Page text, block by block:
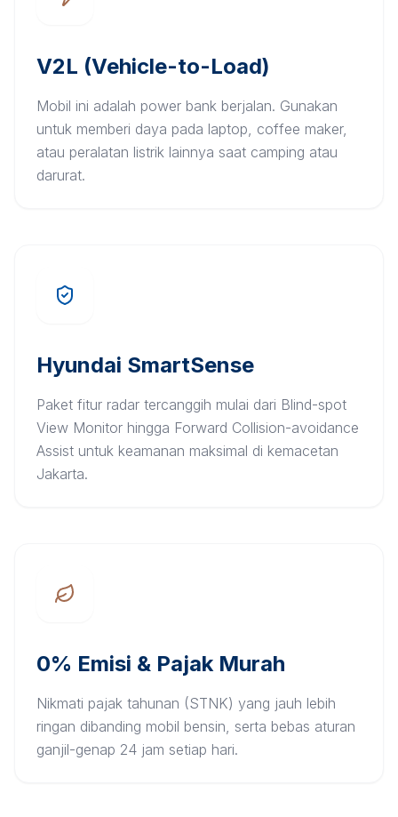
V2L (Vehicle-to-Load)
Mobil ini adalah power bank berjalan. Gunakan
untuk memberi daya pada laptop, coffee maker,
atau peralatan listrik lainnya saat camping atau
darurat.
Hyundai SmartSense
Paket fitur radar tercanggih mulai dari Blind-spot
View Monitor hingga Forward Collision-avoidance
Assist untuk keamanan maksimal di kemacetan
Jakarta.
0% Emisi & Pajak Murah
Nikmati pajak tahunan (STNK) yang jauh lebih
ringan dibanding mobil bensin, serta bebas aturan
ganjil-genap 24 jam setiap hari.